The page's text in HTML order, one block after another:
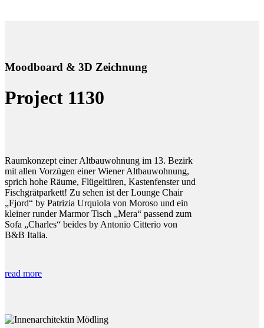
Moodboard & 3D Zeichnung
Project 1130
Raumkonzept einer Altbauwohnung im 13. Bezirk
mit allen Vorzügen einer Wiener Altbauwohnung,
sprich hohe Räume, Flügeltüren, Kastenfenster und
Fischgrätparkett! Zu sehen ist der Lounge Chair
„Fjord“ by Patrizia Urquiola von Moroso und ein
kleiner runder Marmor Tisch „Mera“ passend zum
Sofa „Charles“ beides by Antonio Citterio von
B&B Italia.
read more